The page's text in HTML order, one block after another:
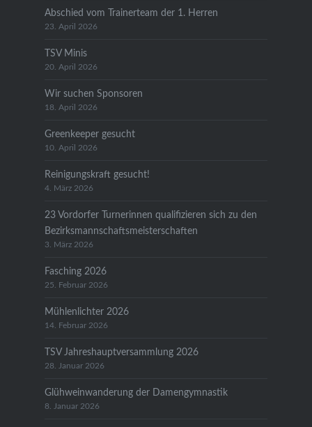
Abschied vom Trainerteam der 1. Herren
23. April 2026
TSV Minis
20. April 2026
Wir suchen Sponsoren
18. April 2026
Greenkeeper gesucht
10. April 2026
Reinigungskraft gesucht!
4. März 2026
23 Vordorfer Turnerinnen qualifizieren sich zu den
Bezirksmannschaftsmeisterschaften
3. März 2026
Fasching 2026
25. Februar 2026
Mühlenlichter 2026
14. Februar 2026
TSV Jahreshauptversammlung 2026
28. Januar 2026
Glühweinwanderung der Damengymnastik
8. Januar 2026